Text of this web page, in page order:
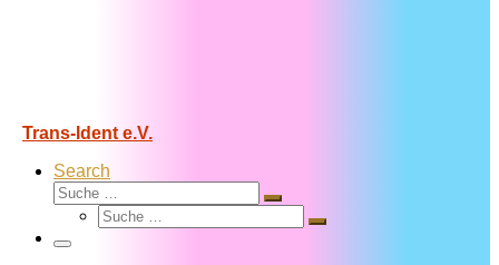
Trans-Ident e.V.
Search
Suche
Suche
Suche
Suche
Menü